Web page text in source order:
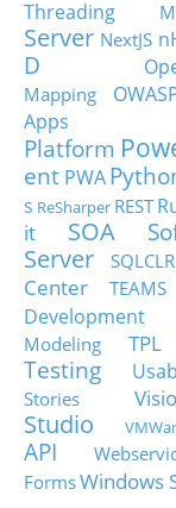
Threading
Server NextJS
D
Mapping
Apps
Platform
ent PWA
s ReSharper REST
it
SOA
Server
SQLCLR
Center
TEAMS
Development
Modeling
TPL
Testing
Stories
Visio
Studio
API
FormsWindows